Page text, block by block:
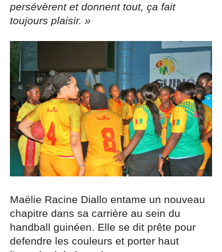
persévèrent et donnent tout, ça fait
toujours plaisir. »
Maëlie Racine Diallo entame un nouveau
chapitre dans sa carrière au sein du
handball guinéen. Elle se dit prête pour
defendre les couleurs et porter haut